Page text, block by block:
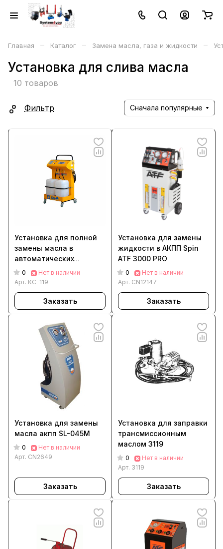
Главная – Каталог – Замена масла, газа и жидкости –
Установка для слива масла
10 товаров
Фильтр Сначала популярные
Установка для полной
замены масла в
автоматических
коробках передач
КС-119
0
Нет в наличии
Арт. КС-119
Заказать
Установка для замены
жидкости в АКПП Spin
ATF 3000 PRO
0
Нет в наличии
Арт. CN12147
Заказать
Установка для замены
масла акпп SL-045M
0
Нет в наличии
Арт. CN2649
Заказать
Установка для заправки
трансмиссионным
маслом 3119
0
Нет в наличии
Арт. 3119
Заказать